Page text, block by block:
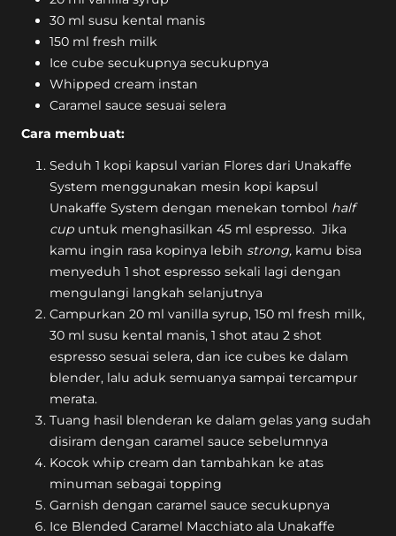
30 ml susu kental manis
150 ml fresh milk
Ice cube secukupnya secukupnya
Whipped cream instan
Caramel sauce sesuai selera
Cara membuat:
Seduh 1 kopi kapsul varian Flores dari Unakaffe
System menggunakan mesin kopi kapsul
Unakaffe System dengan menekan tombol half
cup untuk menghasilkan 45 ml espresso. Jika
kamu ingin rasa kopinya lebih strong, kamu bisa
menyeduh 1 shot espresso sekali lagi dengan
mengulangi langkah selanjutnya
Campurkan 20 ml vanilla syrup, 150 ml fresh milk,
30 ml susu kental manis, 1 shot atau 2 shot
espresso sesuai selera, dan ice cubes ke dalam
blender, lalu aduk semuanya sampai tercampur
merata.
Tuang hasil blenderan ke dalam gelas yang sudah
disiram dengan caramel sauce sebelumnya
Kocok whip cream dan tambahkan ke atas
minuman sebagai topping
Garnish dengan caramel sauce secukupnya
Ice Blended Caramel Macchiato ala Unakaffe